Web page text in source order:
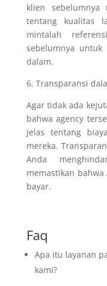
klien sebelumnya
tentang kualitas
mintalah
sebelumnya
dalam.
6. Transparansi
Agar tidak ada
bahwa agency
jelas tentang
mereka.
Anda
memastikan
bayar.
Faq
Apa itu layanan
kami?